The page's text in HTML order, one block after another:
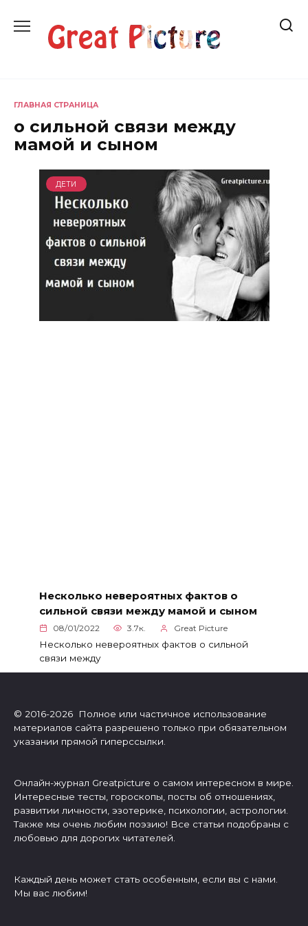
содержанию
ГЛАВНАЯ СТРАНИЦА
о сильной связи между
мамой и сыном
ДЕТИ
Несколько невероятных фактов о
сильной связи между мамой и сыном
08/01/2022 3.7к. Great Picture
Несколько невероятных фактов о сильной
связи между
© 2016-2026 Полное или частичное использование
материалов сайта разрешено только при обязательном
указании прямой гиперссылки.
Онлайн-журнал Greatpicture о самом интересном в мире.
Интересные тесты, гороскопы, посты об отношениях,
развитии личности, эзотерике, психологии, астрологии.
Также мы очень любим поэзию! Все статьи подобраны с
любовью для дорогих читателей.
Каждый день может стать особенным, если вы с нами.
Мы вас любим!